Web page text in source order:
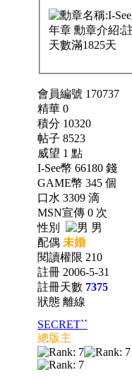
會員編號 170737
精華 0
積分 10320
帖子 8523
威望 1 點
I-See幣 66180 錢
GAME幣 345 個
口水 3309 滴
MSN宣傳 0 次
性別
男
配偶 未婚
閱讀權限 210
註冊 2006-5-31
註冊天數 7375
狀態 離線
SECRET``
總版主